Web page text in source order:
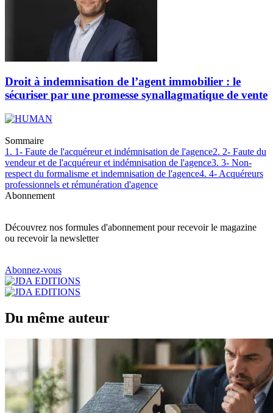
Droit à indemnisation de l’agent immobilier : le
sécuriser par une promesse synallagmatique de vente
Sommaire
1. 1- Faute de l'acquéreur et indémnisation de l'agence2. 2- Faute du
vendeur et de l'acquéreur et indémnisation de l'agence3. 3- Non-
respect du formalisme et indemnisation de l'agence4. 4- Acquéreurs
professionnels et rémunération d'agence
Abonnement
Découvrez nos formules d'abonnement pour recevoir le magazine
ou recevoir la newsletter
Abonnez-vous
Du même auteur